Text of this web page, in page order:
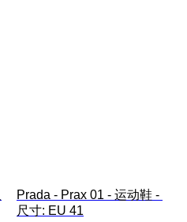
Prada - Prax 01 - 运动鞋 -
尺寸: EU 41